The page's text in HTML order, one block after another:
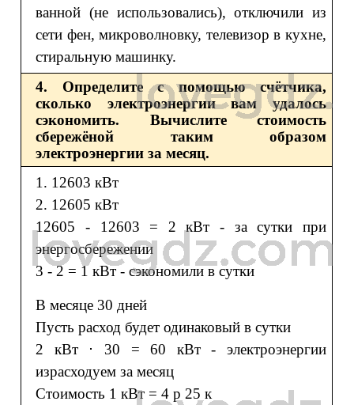
ванной (не использовались), отключили из
сети фен, микроволновку, телевизор в кухне,
стиральную машинку.
4. Определите с помощью счётчика,
сколько электроэнергии вам удалось
сэкономить. Вычислите стоимость
сбережёной таким образом
электроэнергии за месяц.
1. 12603 кВт
2. 12605 кВт
12605 - 12603 = 2 кВт - за сутки при
энергосбережении
3 - 2 = 1 кВт - сэкономили в сутки
В месяце 30 дней
Пусть расход будет одинаковый в сутки
2 кВт ⋅ 30 = 60 кВт - электроэнергии
израсходуем за месяц
Стоимость 1 кВт = 4 р 25 к